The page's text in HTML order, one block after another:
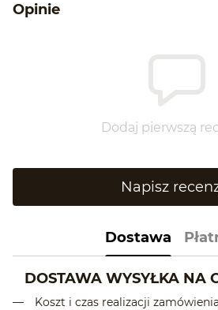
Opinie
Dodaj pierwszą
Napisz
Dostawa
DOSTAWA WYSYŁKA NA
Koszt i czas realizacji